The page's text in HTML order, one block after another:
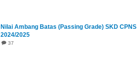
Nilai Ambang Batas (Passing Grade) SKD CPNS
2024/2025
37